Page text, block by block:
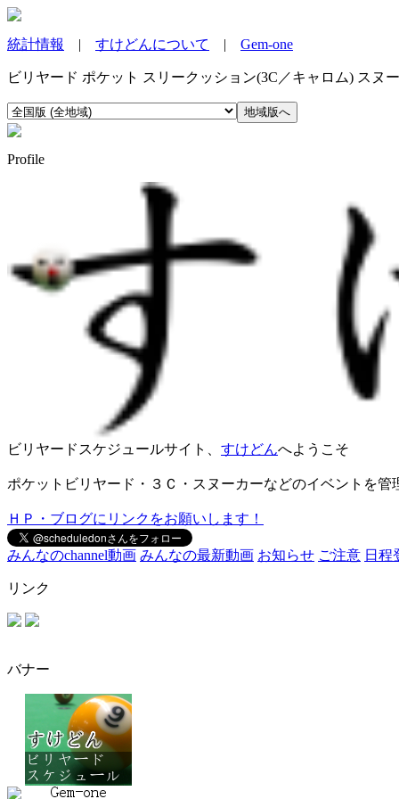
統計情報 | すけどんについて | Gem-one
ビリヤード ポケット スリークッション(3C／キャロム) スヌ
Profile
ビリヤードスケジュールサイト、 すけどんへようこそ
ポケットビリヤード・３Ｃ・スヌーカーなどのイベントを
ＨＰ・ブログにリンクをお願いします！
みんなのchannel動画 みんなの最新動画 お知らせ ご注意 日程
リンク
バナー